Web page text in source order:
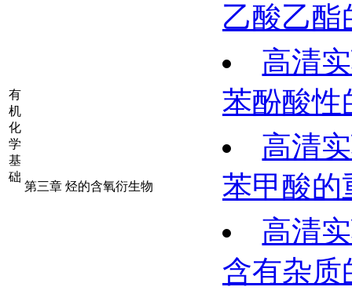
有
机
化
学
基
础
第三章 烃的含氧衍生物
乙酸乙酯
高清
苯酚酸性
高清
苯甲酸的
高清
含有杂质